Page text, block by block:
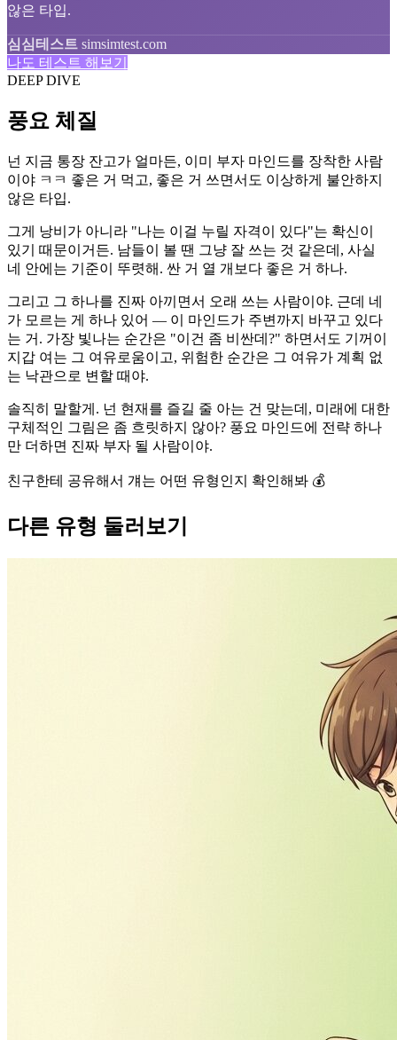
않은 타입.
심심테스트 simsimtest.com
나도 테스트 해보기
DEEP DIVE
풍요 체질
넌 지금 통장 잔고가 얼마든, 이미 부자 마인드를 장착한 사람
이야 ㅋㅋ 좋은 거 먹고, 좋은 거 쓰면서도 이상하게 불안하지
않은 타입.
그게 낭비가 아니라 "나는 이걸 누릴 자격이 있다"는 확신이
있기 때문이거든. 남들이 볼 땐 그냥 잘 쓰는 것 같은데, 사실
네 안에는 기준이 뚜렷해. 싼 거 열 개보다 좋은 거 하나.
그리고 그 하나를 진짜 아끼면서 오래 쓰는 사람이야. 근데 네
가 모르는 게 하나 있어 — 이 마인드가 주변까지 바꾸고 있다
는 거. 가장 빛나는 순간은 "이건 좀 비싼데?" 하면서도 기꺼이
지갑 여는 그 여유로움이고, 위험한 순간은 그 여유가 계획 없
는 낙관으로 변할 때야.
솔직히 말할게. 넌 현재를 즐길 줄 아는 건 맞는데, 미래에 대한
구체적인 그림은 좀 흐릿하지 않아? 풍요 마인드에 전략 하나
만 더하면 진짜 부자 될 사람이야.
친구한테 공유해서 걔는 어떤 유형인지 확인해봐 💰
다른 유형 둘러보기